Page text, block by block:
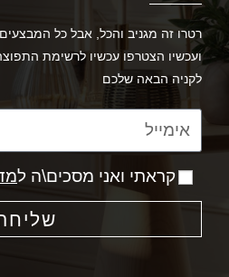
רטרו זה מגניב והכל, אבל כל המבצעים
ועכשיו הצטרפו עכשיו לרשימת
לקניה הבאה שלכם
קראתי ואני מסכים\ה ל